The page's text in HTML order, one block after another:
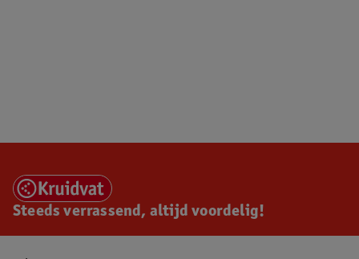
Steeds verrassend, altijd voordelig!